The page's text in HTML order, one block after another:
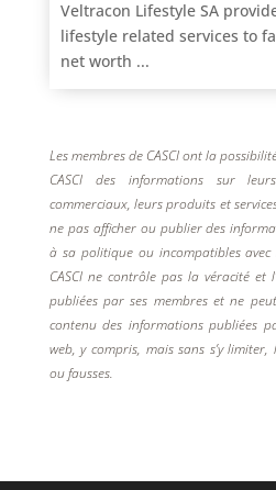
Veltracon Lifestyle SA
lifestyle related services to
net worth ...
Les membres de CASCI ont la
CASCI des informations sur
commerciaux, leurs produits et
ne pas afficher ou publier des
à sa politique ou incompatibles
CASCI ne contrôle pas la véracité et
publiées par ses membres et ne
contenu des informations publiées
web, y compris, mais sans s’y
ou fausses.